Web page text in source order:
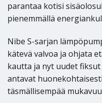
parantaa kotisi
pienemmällä
Nibe S-sarjan
kätevä valvoa ja ohjata
kautta ja nyt uudet
antavat
täsmällisempää